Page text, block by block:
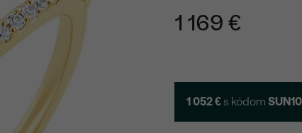
1 169 €
1 052 € s kódomSUN10